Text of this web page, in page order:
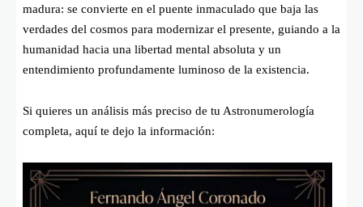
madura: se convierte en el puente inmaculado que baja las
verdades del cosmos para modernizar el presente, guiando a la
humanidad hacia una libertad mental absoluta y un
entendimiento profundamente luminoso de la existencia.
Si quieres un análisis más preciso de tu Astronumerología
completa, aquí te dejo la información: